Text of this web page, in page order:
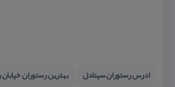
ادرس رستوران سیتادل
بهترین رستوران